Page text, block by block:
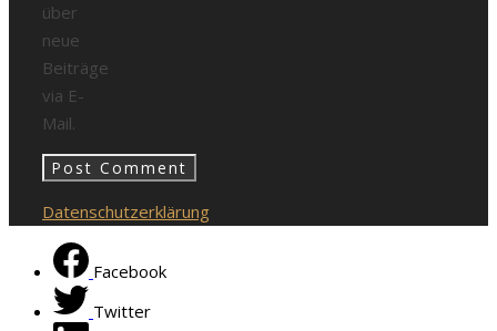
über
neue
Beiträge
via E-
Mail.
Datenschutzerklärung
Facebook
Twitter